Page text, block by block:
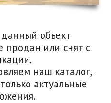
объект
продан или снят с
наш каталог,
актуальные